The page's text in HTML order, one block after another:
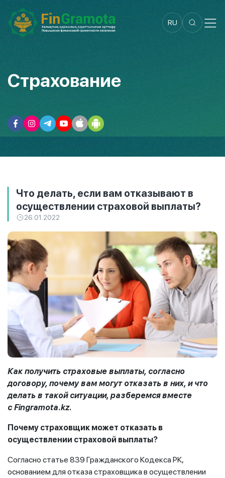
RU
Страхование
Что делать, если вам отказывают в
осуществлении страховой выплаты?
26.01.2022
Как получить страховые выплаты, согласно
договору, почему вам могут отказать в них, и что
делать в такой ситуации, разберемся вместе
сFingramota.kz.
Почему страховщик может отказать в
осуществлении страховой выплаты?
Согласно статье 839 Гражданского Кодекса РК,
основанием для отказа страховщика в осуществлении